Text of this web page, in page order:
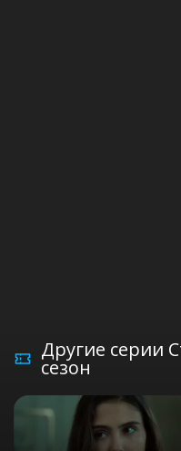
Другие серии
сезон